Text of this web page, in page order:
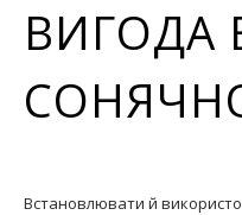
ВИГОДА
Встановлювати й